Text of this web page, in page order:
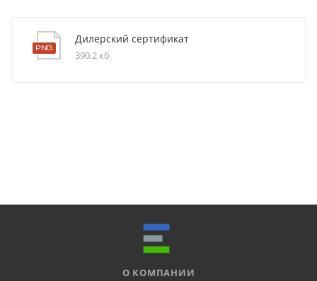
Дилерский сертификат
390,2 кб
О КОМПАНИИ